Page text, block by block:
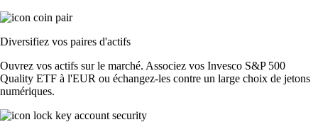
Diversifiez vos paires d'actifs
Ouvrez vos actifs sur le marché. Associez vos Invesco S&P 500
Quality ETF à l'EUR ou échangez-les contre un large choix de jetons
numériques.